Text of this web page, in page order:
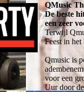
QMusic
De beste
een zeer
Terwijl
Feest in
Qmusic is
voor een
Uur door